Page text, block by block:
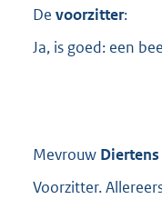
De voorzitter:
Ja, is goed: een
Mevrouw Diertens
Voorzitter.